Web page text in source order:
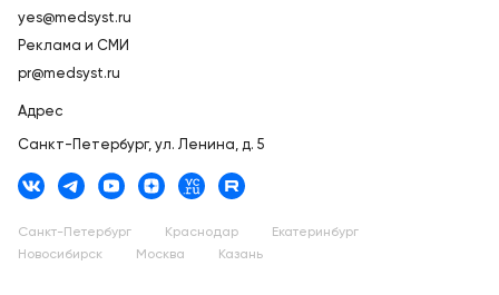
yes@medsyst.ru
Реклама и СМИ
pr@medsyst.ru
Адрес
Санкт-Петербург, ул. Ленина, д. 5
Санкт-Петербург Краснодар
Екатеринбург
Новосибирск
Москва Казань